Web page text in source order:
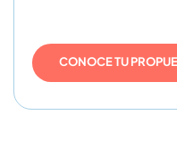
CONOCE TU